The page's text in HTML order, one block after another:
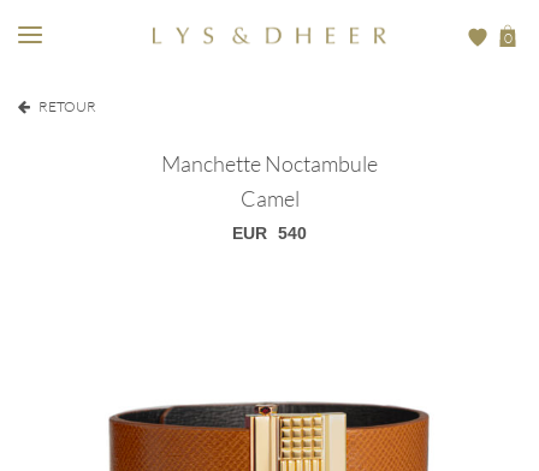
0
RETOUR
Manchette Noctambule
Camel
EUR 540